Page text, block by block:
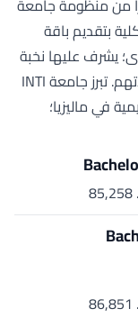
بتقديم باقة
يشرف عليها نخبة
من الأساتذة والخبراء المتخصصين في مجالاتهم. تبرز جامعة INTI
في ماليزيا؛